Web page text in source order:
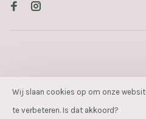
© Copyright 2026 OAK- Powered
Huysmans.me
Wij slaan cookies op om onze
te verbeteren. Is dat akkoord?